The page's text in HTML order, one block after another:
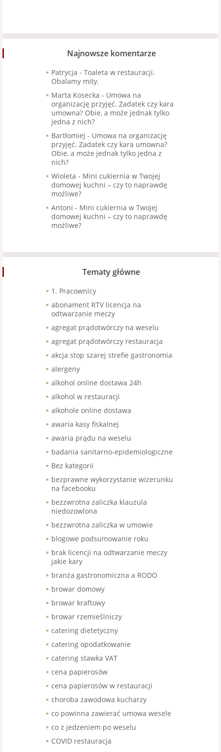
Najnowsze komentarze
Patrycja - Toaleta w restauracji.
Obalamy mity.
Marta Kosecka - Umowa na
organizację przyjęć. Zadatek czy kara
umowna? Obie, a może jednak tylko
jedna z nich?
Bartłomiej - Umowa na organizację
przyjęć. Zadatek czy kara umowna?
Obie, a może jednak tylko jedna z
nich?
Wioleta - Mini cukiernia w Twojej
domowej kuchni – czy to naprawdę
możliwe?
Antoni - Mini cukiernia w Twojej
domowej kuchni – czy to naprawdę
możliwe?
Tematy główne
1. Pracownicy
abonament RTV licencja na
odtwarzanie meczy
agregat prądotwórczy na weselu
agregat prądotwórczy restauracja
akcja stop szarej strefie gastronomia
alergeny
alkohol online dostawa 24h
alkohol w restauracji
alkohole online dostawa
awaria kasy fiskalnej
awaria prądu na weselu
badania sanitarno-epidemiologiczne
Bez kategorii
bezprawne wykorzystanie wizerunku
na facebooku
bezzwrotna zaliczka klauzula
niedozowlona
bezzwrotna zaliczka w umowie
blogowe podsumowanie roku
brak licencji na odtwarzanie meczy
jakie kary
branża gastronomiczna a RODO
browar domowy
browar kraftowy
browar rzemieślniczy
catering dietetyczny
catering opodatkowanie
catering stawka VAT
cena papierosów
cena papierosów w restauracji
choroba zawodowa kucharzy
co powinna zawierać umowa wesele
co z jedzeniem po weselu
COVID restauracja